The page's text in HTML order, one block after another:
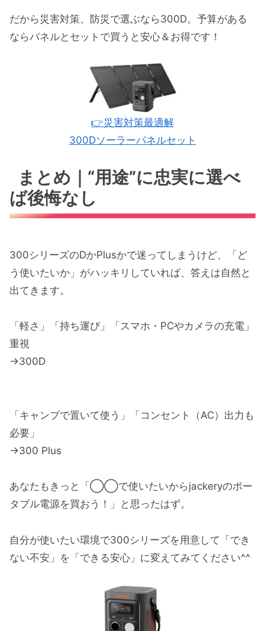
だから災害対策、防災で選ぶなら300D。予算がある
ならパネルとセットで買うと安心＆お得です！
👉災害対策最適解
300Dソーラーパネルセット
まとめ｜“用途”に忠実に選べ
ば後悔なし
300シリーズのDかPlusかで迷ってしまうけど、「ど
う使いたいか」がハッキリしていれば、答えは自然と
出てきます。
「軽さ」「持ち運び」「スマホ・PCやカメラの充電」
重視
→300D
「キャンプで置いて使う」「コンセント（AC）出力も
必要」
→300 Plus
あなたもきっと「◯◯で使いたいからjackeryのポー
タブル電源を買おう！」と思ったはず。
自分が使いたい環境で300シリーズを用意して「でき
ない不安」を「できる安心」に変えてみてください^^